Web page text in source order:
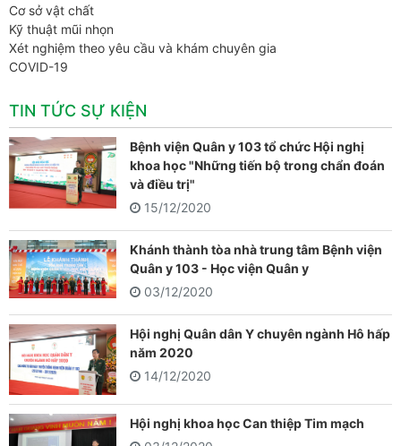
Cơ sở vật chất
Kỹ thuật mũi nhọn
Xét nghiệm theo yêu cầu và khám chuyên gia
COVID-19
TIN TỨC SỰ KIỆN
Bệnh viện Quân y 103 tổ chức Hội nghị
khoa học "Những tiến bộ trong chẩn đoán
và điều trị"
15/12/2020
Khánh thành tòa nhà trung tâm Bệnh viện
Quân y 103 - Học viện Quân y
03/12/2020
Hội nghị Quân dân Y chuyên ngành Hô hấp
năm 2020
14/12/2020
Hội nghị khoa học Can thiệp Tim mạch